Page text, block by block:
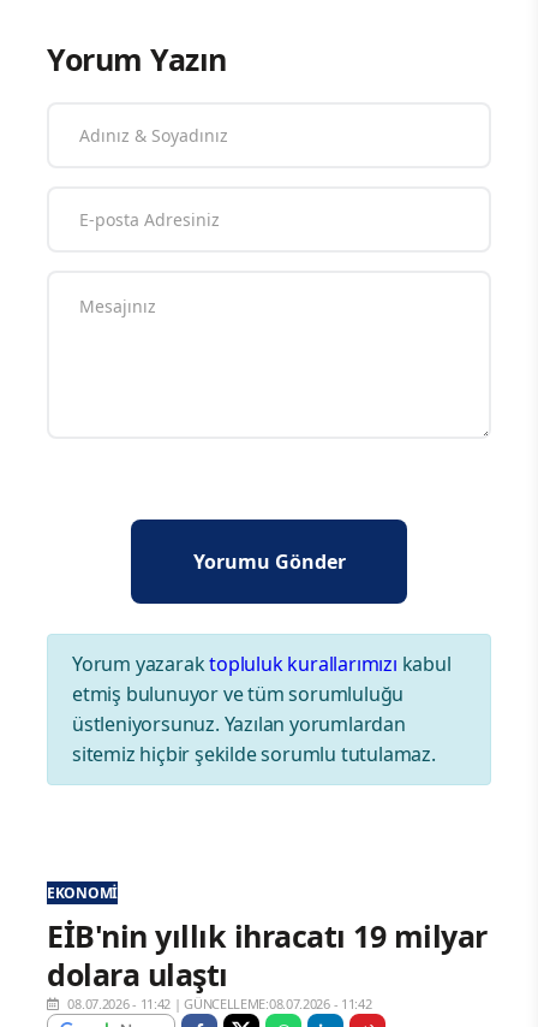
Yorum Yazın
Yorum yazaraktopluluk kurallarımızı kabul
etmiş bulunuyor ve tüm sorumluluğu
üstleniyorsunuz. Yazılan yorumlardan
sitemiz hiçbir şekilde sorumlu tutulamaz.
EKONOMI
EİB'nin yıllık ihracatı 19 milyar
dolara ulaştı
08.07.2026 - 11:42 |GÜNCELLEME:08.07.2026 - 11:42